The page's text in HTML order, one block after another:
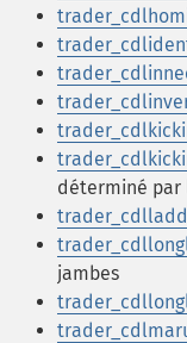
déterminé par
jambes